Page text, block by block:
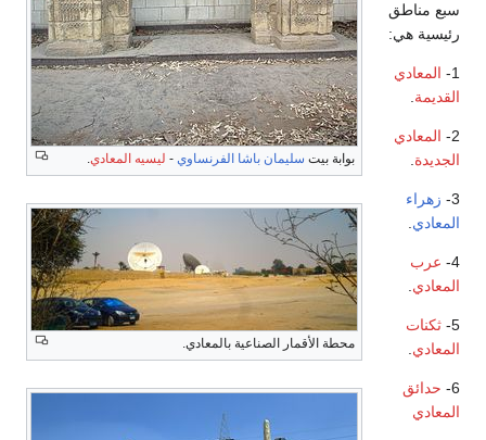
بوابة بيت سليمان باشا الفرنساوي - ليسيه المعادي.
محطة الأقمار الصناعية بالمعادي.
سبع مناطق
رئيسية هي:
1-
المعادي
القديمة.
2-
المعادي
الجديدة.
3-
زهراء
المعادي.
4-
عرب
المعادي.
5- ثكنات
المعادي.
6-
حدائق
المعادي